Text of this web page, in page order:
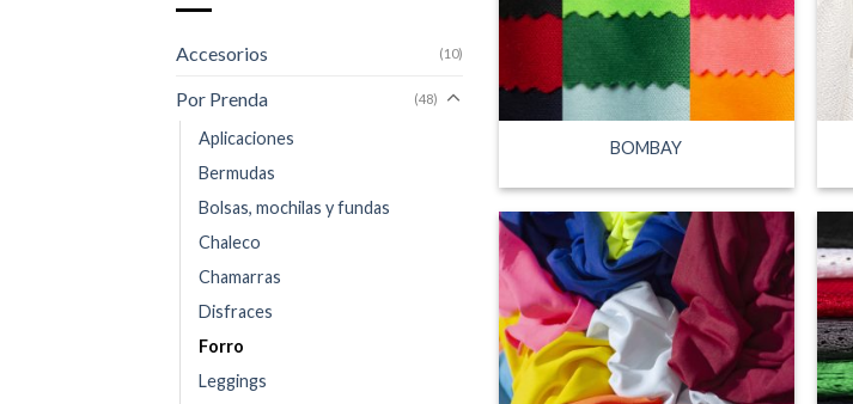
Accesorios (10)
Por Prenda (48)
Aplicaciones
Bermudas
Bolsas, mochilas y fundas
Chaleco
Chamarras
Disfraces
Forro
Leggings
BOMBAY